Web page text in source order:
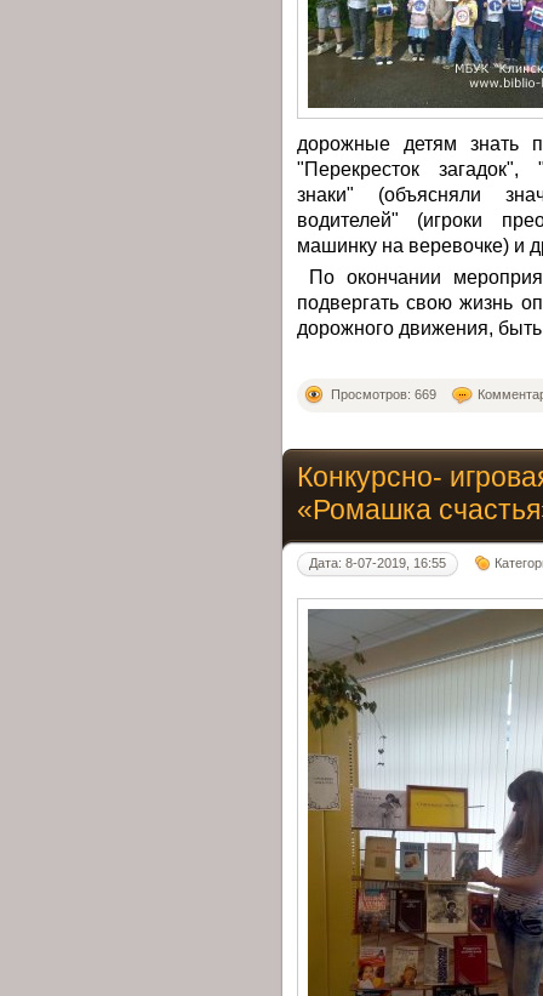
дорожные детям знать
"Перекресток загадок",
знаки" (объясняли
водителей" (игроки
машинку на веревочке) и
По окончании
подвергать свою жизнь
дорожного движения,
Просмотров: 669
Конкурсно-
«Ромашка
Дата: 8-07-2019, 16:55